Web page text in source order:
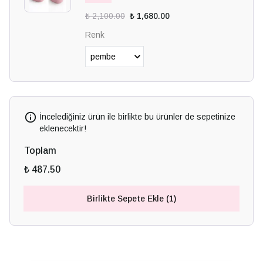
₺ 2,100.00 ₺ 1,680.00
Renk
İncelediğiniz ürün ile birlikte bu ürünler de sepetinize
eklenecektir!
Toplam
₺ 487.50
Birlikte Sepete Ekle (1)